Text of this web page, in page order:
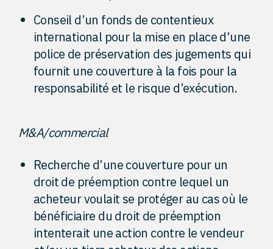
Conseil d’un fonds de contentieux
international pour la mise en place d’une
police de préservation des jugements qui
fournit une couverture à la fois pour la
responsabilité et le risque d’exécution.
M&A/commercial
Recherche d’une couverture pour un
droit de préemption contre lequel un
acheteur voulait se protéger au cas où le
bénéficiaire du droit de préemption
intenterait une action contre le vendeur